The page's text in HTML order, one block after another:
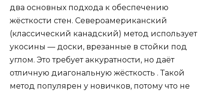
два основных подхода к обеспечению
жёсткости стен. Североамериканский
(классический канадский) метод использует
укосины — доски, врезанные в стойки под
углом. Это требует аккуратности, но даёт
отличную диагональную жёсткость . Такой
метод популярен у новичков, потому что не